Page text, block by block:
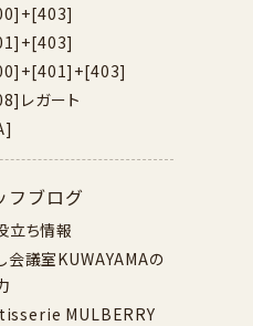
レガート
フブログ
立ち情報
会議室KUWAYAMAの
MULBERRY